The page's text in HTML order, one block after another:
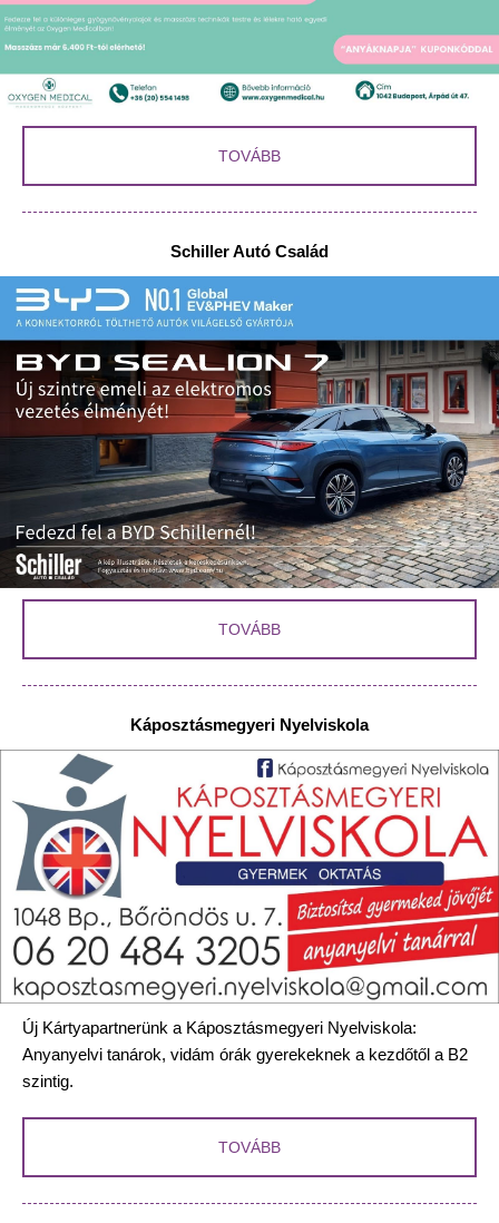
TOVÁBB
Schiller Autó Család
TOVÁBB
Káposztásmegyeri Nyelviskola
Új Kártyapartnerünk a Káposztásmegyeri Nyelviskola:
Anyanyelvi tanárok, vidám órák gyerekeknek a kezdőtől a B2
szintig.
TOVÁBB